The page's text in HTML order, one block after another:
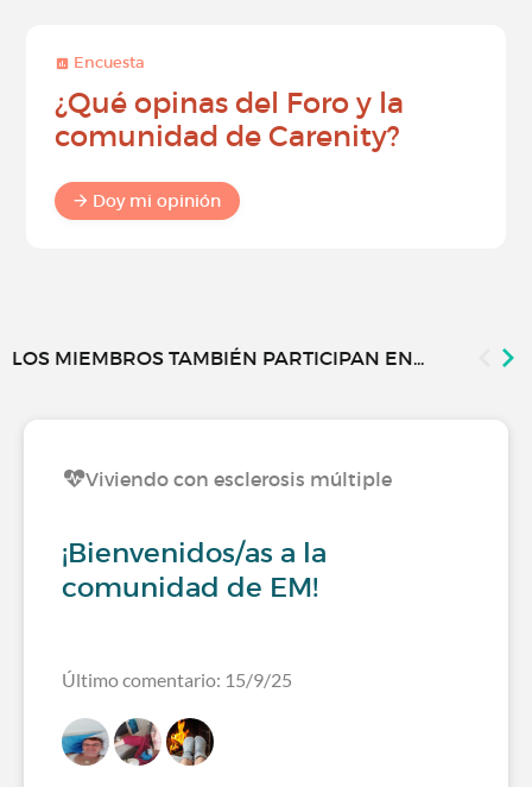
Encuesta
¿Qué opinas del Foro y la
comunidad de Carenity?
Doy mi opinión
LOS MIEMBROS TAMBIÉN PARTICIPAN EN...
Viviendo con esclerosis múltiple
¡Bienvenidos/as a la
comunidad de EM!
Último comentario: 15/9/25